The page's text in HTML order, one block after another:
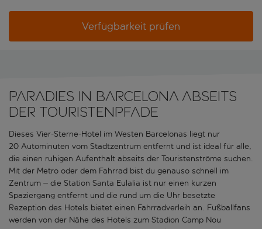
Verfügbarkeit prüfen
Paradies in Barcelona abseits
der Touristenpfade
Dieses Vier-Sterne-Hotel im Westen Barcelonas liegt nur
20 Autominuten vom Stadtzentrum entfernt und ist ideal für alle,
die einen ruhigen Aufenthalt abseits der Touristenströme suchen.
Mit der Metro oder dem Fahrrad bist du genauso schnell im
Zentrum – die Station Santa Eulalia ist nur einen kurzen
Spaziergang entfernt und die rund um die Uhr besetzte
Rezeption des Hotels bietet einen Fahrradverleih an. Fußballfans
werden von der Nähe des Hotels zum Stadion Camp Nou